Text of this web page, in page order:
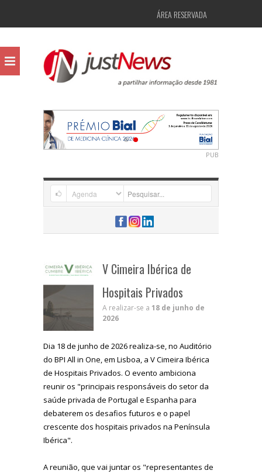
ÁREA RESERVADA
PUB
V Cimeira Ibérica de
Hospitais Privados
A realizar-se a 18 de junho de
2026
Dia 18 de junho de 2026 realiza-se, no Auditório
do BPI All in One, em Lisboa, a V Cimeira Ibérica
de Hospitais Privados. O evento ambiciona
reunir os "principais responsáveis do setor da
saúde privada de Portugal e Espanha para
debaterem os desafios futuros e o papel
crescente dos hospitais privados na Península
Ibérica".
A reunião, que vai juntar os "representantes de